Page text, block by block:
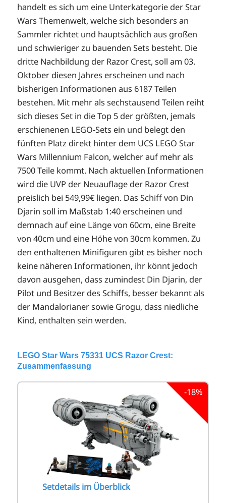
handelt es sich um eine Unterkategorie der Star
Wars Themenwelt, welche sich besonders an
Sammler richtet und hauptsächlich aus großen
und schwieriger zu bauenden Sets besteht. Die
dritte Nachbildung der Razor Crest, soll am 03.
Oktober diesen Jahres erscheinen und nach
bisherigen Informationen aus 6187 Teilen
bestehen. Mit mehr als sechstausend Teilen reiht
sich dieses Set in die Top 5 der größten, jemals
erschienenen LEGO-Sets ein und belegt den
fünften Platz direkt hinter dem UCS LEGO Star
Wars Millennium Falcon, welcher auf mehr als
7500 Teile kommt. Nach aktuellen Informationen
wird die UVP der Neuauflage der Razor Crest
preislich bei 549,99€ liegen. Das Schiff von Din
Djarin soll im Maßstab 1:40 erscheinen und
demnach auf eine Länge von 60cm, eine Breite
von 40cm und eine Höhe von 30cm kommen. Zu
den enthaltenen Minifiguren gibt es bisher noch
keine näheren Informationen, ihr könnt jedoch
davon ausgehen, dass zumindest Din Djarin, der
Pilot und Besitzer des Schiffs, besser bekannt als
der Mandalorianer sowie Grogu, dass niedliche
Kind, enthalten sein werden.
LEGO Star Wars 75331 UCS Razor Crest:
Zusammenfassung
-18%
Setdetails im Überblick